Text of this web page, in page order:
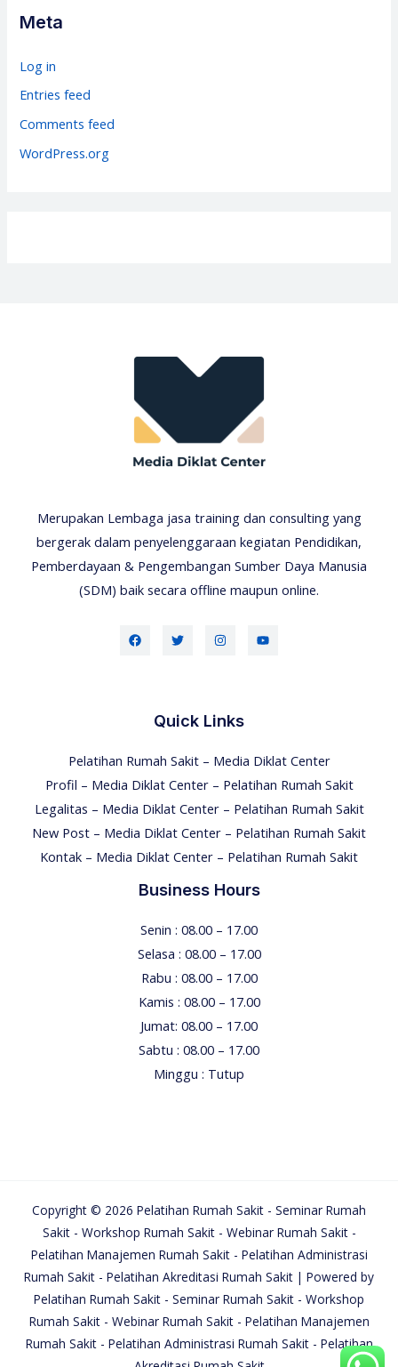
r
i
Meta
Log in
Entries feed
Comments feed
WordPress.org
Merupakan Lembaga jasa training dan consulting yang
bergerak dalam penyelenggaraan kegiatan Pendidikan,
Pemberdayaan & Pengembangan Sumber Daya Manusia
(SDM) baik secara offline maupun online.
Quick Links
Pelatihan Rumah Sakit – Media Diklat Center
Profil – Media Diklat Center – Pelatihan Rumah Sakit
Legalitas – Media Diklat Center – Pelatihan Rumah Sakit
New Post – Media Diklat Center – Pelatihan Rumah Sakit
Kontak – Media Diklat Center – Pelatihan Rumah Sakit
Business Hours
Senin : 08.00 – 17.00
Selasa : 08.00 – 17.00
Rabu : 08.00 – 17.00
Kamis : 08.00 – 17.00
Jumat: 08.00 – 17.00
Sabtu : 08.00 – 17.00
Minggu : Tutup
Copyright © 2026 Pelatihan Rumah Sakit - Seminar Rumah
Sakit - Workshop Rumah Sakit - Webinar Rumah Sakit -
Pelatihan Manajemen Rumah Sakit - Pelatihan Administrasi
Rumah Sakit - Pelatihan Akreditasi Rumah Sakit | Powered by
Pelatihan Rumah Sakit - Seminar Rumah Sakit - Workshop
Rumah Sakit - Webinar Rumah Sakit - Pelatihan Manajemen
Rumah Sakit - Pelatihan Administrasi Rumah Sakit - Pelatihan